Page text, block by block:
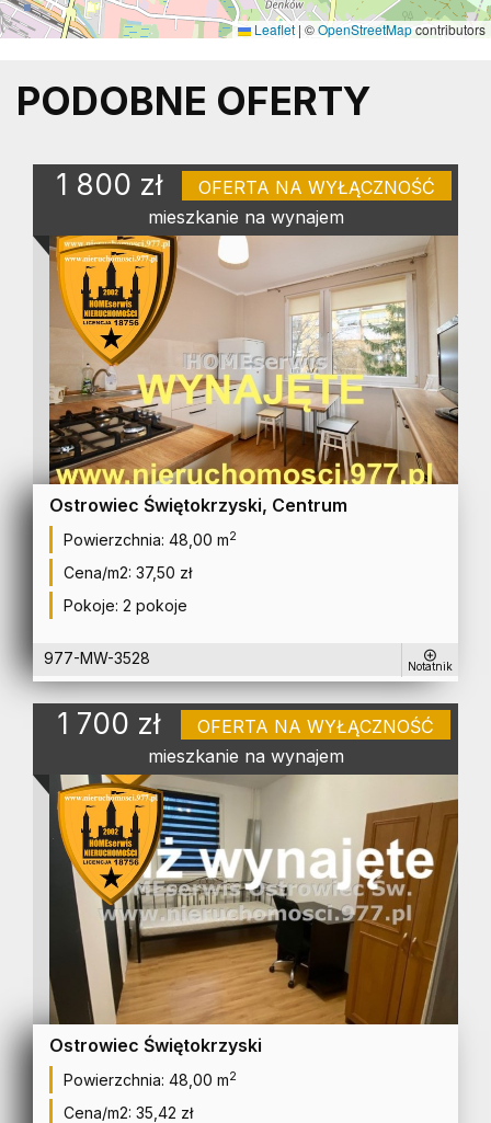
Leaflet | ©OpenStreetMapcontributors
PODOBNE OFERTY
1 800 zł
OFERTA NA WYŁĄCZNOŚĆ
mieszkanie na wynajem
Ostrowiec Świętokrzyski, Centrum
Powierzchnia: 48,00 m2
Cena/m2: 37,50 zł
Pokoje: 2 pokoje
977-MW-3528 Notatnik
1 700 zł
OFERTA NA WYŁĄCZNOŚĆ
mieszkanie na wynajem
Ostrowiec Świętokrzyski
Powierzchnia: 48,00 m2
Cena/m2: 35,42 zł